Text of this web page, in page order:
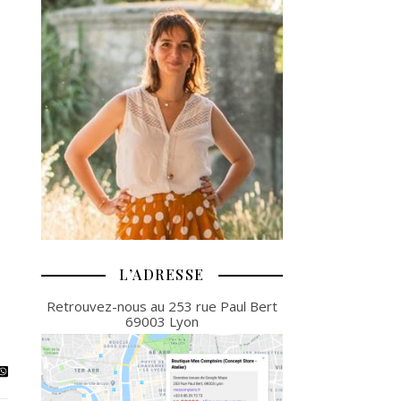
L’ADRESSE
Retrouvez-nous au 253 rue Paul Bert
69003 Lyon